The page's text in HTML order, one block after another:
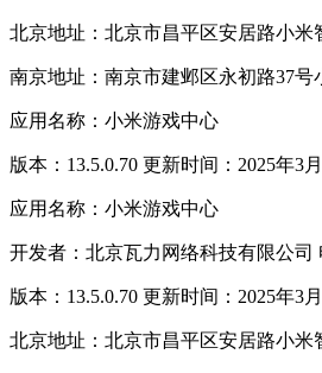
北京地址：北京市昌平区安居路小米
南京地址：南京市建邺区永初路37号
应用名称：小米游戏中心
版本：13.5.0.70 更新时间：2025年3
应用名称：小米游戏中心
开发者：北京瓦力网络科技有限公司
版本：13.5.0.70 更新时间：2025年3
北京地址：北京市昌平区安居路小米